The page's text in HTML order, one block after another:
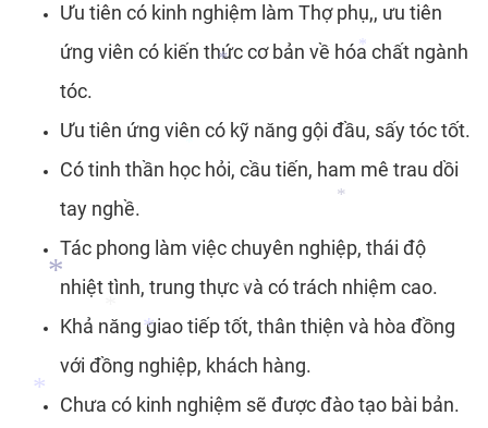
*
*
*
*
*
*
*
Ưu tiên có kinh nghiệm làm Thợ phụ,, ưu tiên
ứng viên có kiến thức cơ bản về hóa chất ngành
tóc.
Ưu tiên ứng viên có kỹ năng gội đầu, sấy tóc tốt.
Có tinh thần học hỏi, cầu tiến, ham mê trau dồi
tay nghề.
Tác phong làm việc chuyên nghiệp, thái độ
nhiệt tình, trung thực và có trách nhiệm cao.
Khả năng giao tiếp tốt, thân thiện và hòa đồng
với đồng nghiệp, khách hàng.
Chưa có kinh nghiệm sẽ được đào tạo bài bản.